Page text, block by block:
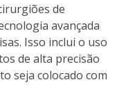
de
avançada
Isso inclui o uso
de alta precisão
seja colocado com